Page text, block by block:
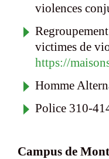
violences
victimes de
https://
Homme
Police 310-
Campus de